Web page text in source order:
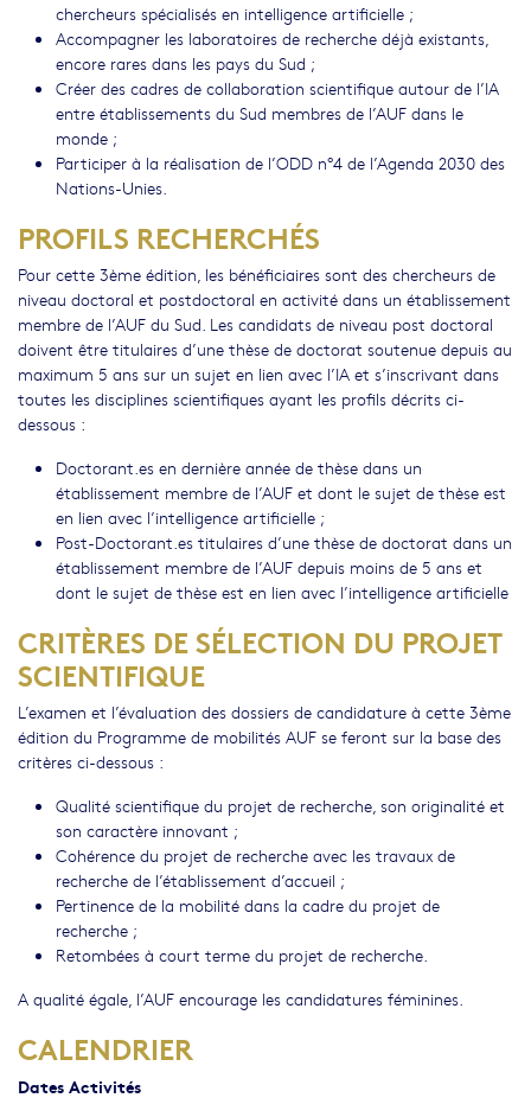
chercheurs spécialisés en intelligence artificielle ;
Accompagner les laboratoires de recherche déjà existants,
encore rares dans les pays du Sud ;
Créer des cadres de collaboration scientifique autour de l’IA
entre établissements du Sud membres de l’AUF dans le
monde ;
Participer à la réalisation de l’ODD n°4 de l’Agenda 2030 des
Nations-Unies.
PROFILS RECHERCHÉS
Pour cette 3ème édition, les bénéficiaires sont des chercheurs de
niveau doctoral et postdoctoral en activité dans un établissement
membre de l’AUF du Sud. Les candidats de niveau post doctoral
doivent être titulaires d’une thèse de doctorat soutenue depuis au
maximum 5 ans sur un sujet en lien avec l’IA et s’inscrivant dans
toutes les disciplines scientifiques ayant les profils décrits ci-
dessous :
Doctorant.es en dernière année de thèse dans un
établissement membre de l’AUF et dont le sujet de thèse est
en lien avec l’intelligence artificielle ;
Post-Doctorant.es titulaires d’une thèse de doctorat dans un
établissement membre de l’AUF depuis moins de 5 ans et
dont le sujet de thèse est en lien avec l’intelligence artificielle
CRITÈRES DE SÉLECTION DU PROJET
SCIENTIFIQUE
L’examen et l’évaluation des dossiers de candidature à cette 3ème
édition du Programme de mobilités AUF se feront sur la base des
critères ci-dessous :
Qualité scientifique du projet de recherche, son originalité et
son caractère innovant ;
Cohérence du projet de recherche avec les travaux de
recherche de l’établissement d’accueil ;
Pertinence de la mobilité dans la cadre du projet de
recherche ;
Retombées à court terme du projet de recherche.
A qualité égale, l’AUF encourage les candidatures féminines.
CALENDRIER
DatesActivités